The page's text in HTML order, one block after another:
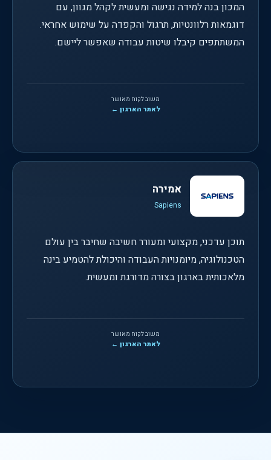
המכון בנה למידה נגישה ומעשית לקהל מגוון, עם
דוגמאות רלוונטיות, תרגול והקפדה על שימוש אחראי.
המשתתפים קיבלו שיטות עבודה שאפשר ליישם.
משוב לקוח מאושר
לאתר הארגון ←
אמירה
Sapiens
תוכן עדכני, מקצועי ומעורר חשיבה שחיבר בין עולם
הטכנולוגיה, מיומנויות העבודה והיכולת להטמיע בינה
מלאכותית בארגון בצורה מדורגת ומעשית.
משוב לקוח מאושר
לאתר הארגון ←